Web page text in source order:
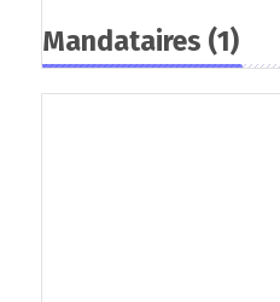
Mandataires (1)